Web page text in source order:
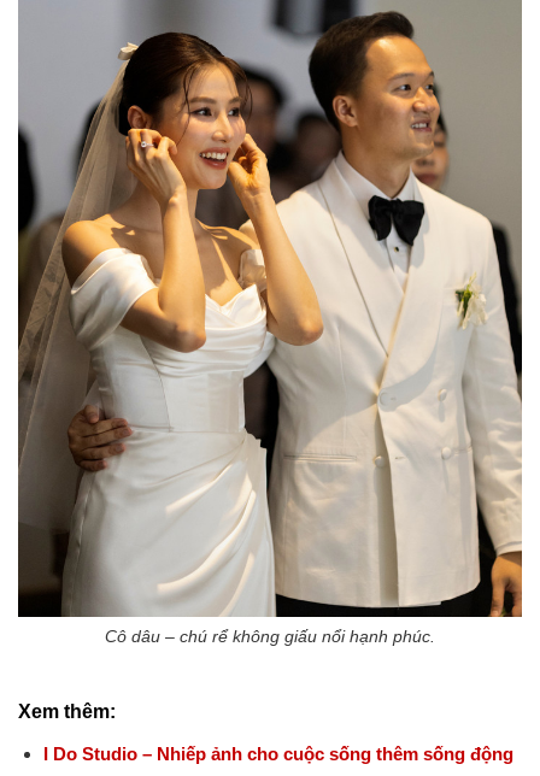
Cô dâu – chú rể không giấu nổi hạnh phúc.
Xem thêm:
I Do Studio – Nhiếp ảnh cho cuộc sống thêm sống động